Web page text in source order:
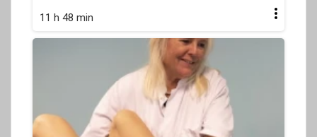
11 h 48 min